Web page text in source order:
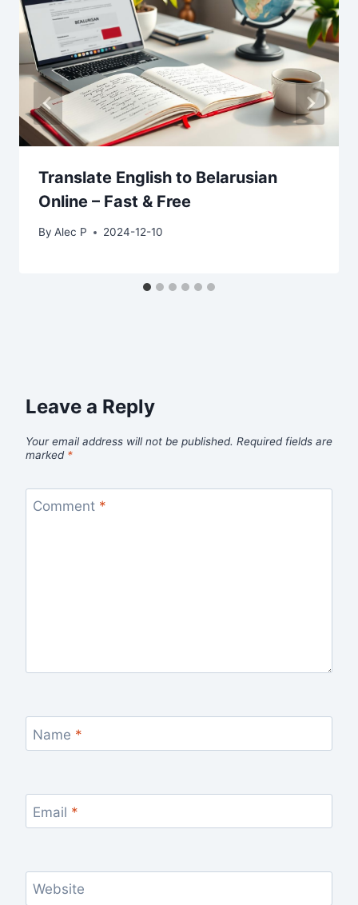
Translate English to Belarusian
Online – Fast & Free
By Alec P 2024-12-10
Leave a Reply
Your email address will not be published. Required fields are
marked *
Comment *
Name *
Email *
Website